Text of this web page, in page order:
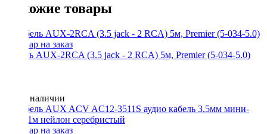
Похожие товары
Кабель AUX-2RCA (3.5 jack - 2 RCA) 5м, Premier (5-034-5.0)
Нет в наличии